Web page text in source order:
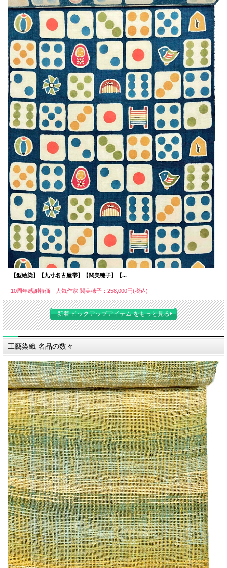
【型絵染】【九寸名古屋帯】【関美穂子】【...
10周年感謝特価 人気作家 関美穂子：258,000円(税込)
新着 ピックアップアイテム をもっと見る
工藝染織 名品の数々